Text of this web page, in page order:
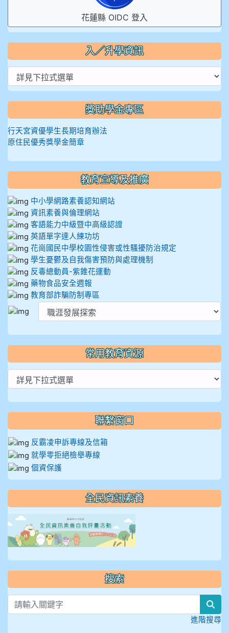
花蓮縣 OIDC 登入
入／升學資訊
獎助學金專區
行天宮資優學生長期培育辦法
原住民優秀獎學金簡章
教育宣導及推廣
中小學網路素養認知網站
資訊素養與倫理網站
客語能力中級暨中高級認證
英語單字達人練功坊
花崗國民中學校園性侵害或性騷擾防治規定
學生憂鬱及自我傷害預防與處理機制
反毒總動員-紫錐花運動
藥物食品安全週報
教育部詐騙防制專區
常用教育資源
聯繫窗口
反霸凌申訴專線及信箱
就學零拒絕檢舉專線
個資保護
全民資訊素養
搜索
進階搜尋